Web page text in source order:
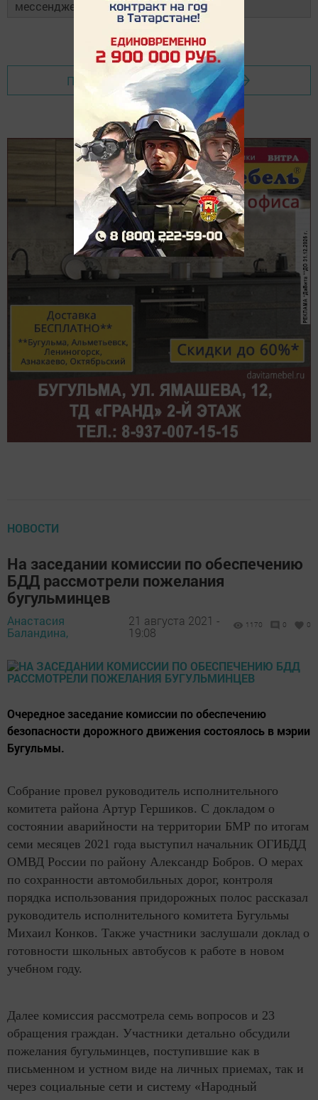
мессенджере
MAXи в«Дзен»
Перейти на страницу новости
НОВОСТИ
На заседании комиссии по обеспечению
БДД рассмотрели пожелания
бугульминцев
Анастасия
Баландина,
21 августа 2021 -
19:08
1170 0 0
Очередное заседание комиссии по обеспечению
безопасности дорожного движения состоялось в мэрии
Бугульмы.
Собрание провел руководитель исполнительного
комитета района Артур Гершиков. С докладом о
состоянии аварийности на территории БМР по итогам
семи месяцев 2021 года выступил начальник ОГИБДД
ОМВД России по району Александр Бобров. О мерах
по сохранности автомобильных дорог, контроля
порядка использования придорожных полос рассказал
руководитель исполнительного комитета Бугульмы
Михаил Конков. Также участники заслушали доклад о
готовности школьных автобусов к работе в новом
учебном году.
Далее комиссия рассмотрела семь вопросов и 23
обращения граждан. Участники детально обсудили
пожелания бугульминцев, поступившие как в
письменном и устном виде на личных приемах, так и
через социальные сети и систему «Народный